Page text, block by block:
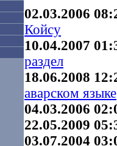
02.03.2006
Койсу
10.04.2007
раздел
18.06.2008
аварском языке
04.03.2006
22.05.2009
03.07.2004